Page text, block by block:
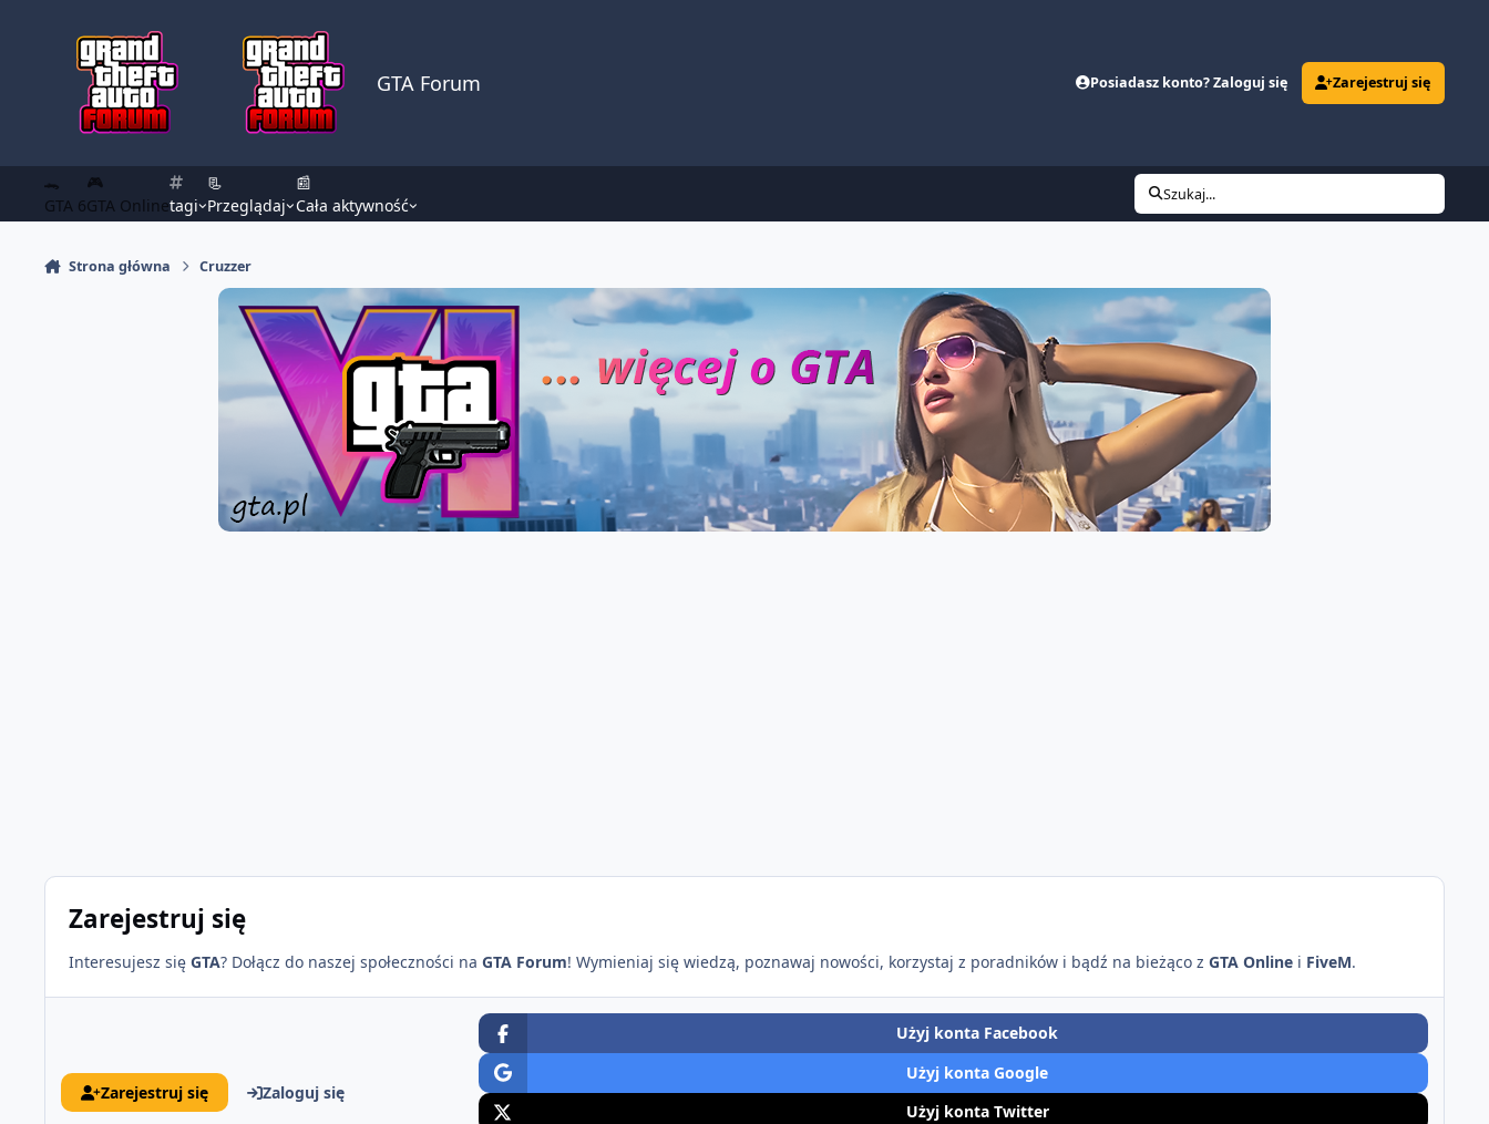
GTA Forum Posiadasz konto? Zaloguj się Zarejestruj się
🐊
GTA 6
🎮
GTA Onlinetagi
📃
Przeglądaj
📰
Cała aktywność
Szukaj...
Strona główna Cruzzer
Zarejestruj się
Interesujesz się GTA? Dołącz do naszej społeczności na GTA Forum! Wymieniaj się wiedzą, poznawaj nowości, korzystaj z poradników i bądź na bieżąco z GTA Online i FiveM.
Zarejestruj się Zaloguj się
Użyj konta Facebook
Użyj konta Google
Użyj konta Twitter